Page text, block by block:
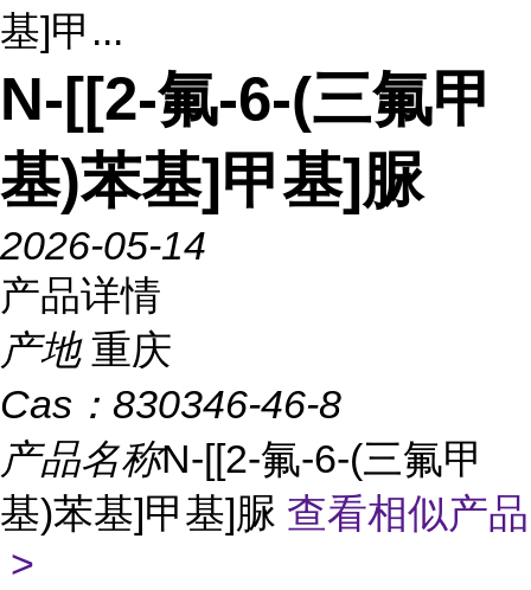
基]甲...
N-[[2-氟-6-(三氟甲
基)苯基]甲基]脲
2026-05-14
产品详情
产地 重庆
Cas： 830346-46-8
产品名称N-[[2-氟-6-(三氟甲
基)苯基]甲基]脲 查看相似产品
>